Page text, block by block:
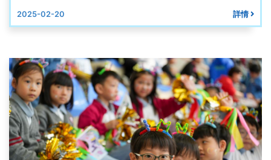
2025-02-20 詳情